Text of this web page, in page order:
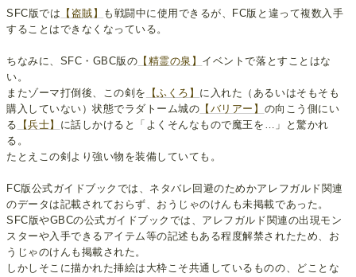
SFC版では 【盗賊】
も戦闘中に使用できるが、FC版と違って複数入手
することはできなくなっている。
ちなみに、SFC・GBC版の 【精霊の泉】 イベントで落とすことはな
い。
またゾーマ打倒後、この剣を
【ふくろ】 に入れた（あるいはそもそも
購入していない）状態でラダトーム城の 【バリアー】 の向こう側にい
る
【兵士】 に話しかけると「よくそんなもので魔王を…」と驚かれ
る。
たとえこの剣より強い物を装備していても。
FC版公式ガイドブックでは、ネタバレ回避のためかアレフガルド関連
のデータは記載されておらず、おうじゃのけんも未掲載であった。
SFC版やGBCの公式ガイドブックでは、アレフガルド関連の出現モン
スターや入手できるアイテム等の記述もある程度解禁されたため、お
うじゃのけんも掲載された。
しかしそこに描かれた挿絵は大枠こそ共通しているものの、どことな